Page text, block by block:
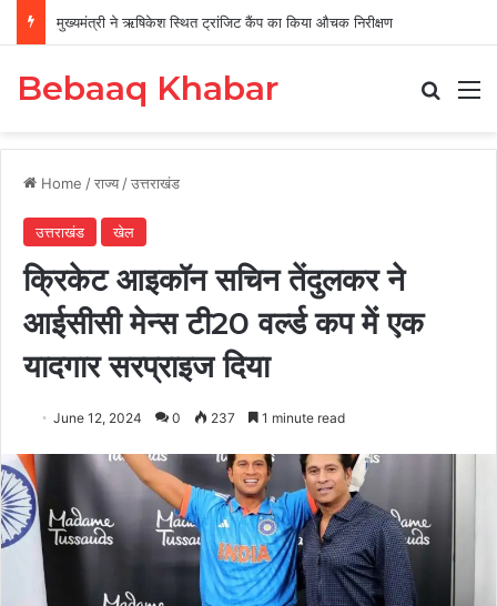
मुख्यमंत्री ने ऋषिकेश स्थित ट्रांजिट कैंप का किया औचक निरीक्षण
Bebaaq Khabar
Home /राज्य /उत्तराखंड
उत्तराखंड खेल
क्रिकेट आइकॉन सचिन तेंदुलकर ने
आईसीसी मेन्‍स टी20 वर्ल्‍ड कप में एक
यादगार सरप्राइज दिया
June 12, 2024 0 237 1 minute read